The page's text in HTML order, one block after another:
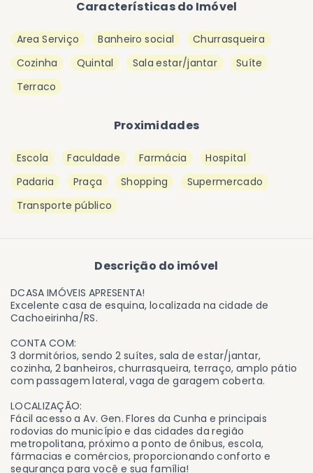
Características do Imóvel
Area Serviço Banheiro social
Churrasqueira
Cozinha
Quintal Sala estar/jantar
Suíte
Terraco
Proximidades
Escola Faculdade Farmácia
Hospital
Padaria
Praça Shopping
Supermercado
Transporte público
Descrição do imóvel
DCASA IMÓVEIS APRESENTA!
Excelente casa de esquina, localizada na cidade de
Cachoeirinha/RS.
CONTA COM:
3 dormitórios, sendo 2 suítes, sala de estar/jantar,
cozinha, 2 banheiros, churrasqueira, terraço, amplo pátio
com passagem lateral, vaga de garagem coberta.
LOCALIZAÇÃO:
Fácil acesso a Av. Gen. Flores da Cunha e principais
rodovias do município e das cidades da região
metropolitana, próximo a ponto de ônibus, escola,
fármacias e comércios, proporcionando conforto e
segurança para você e sua família!